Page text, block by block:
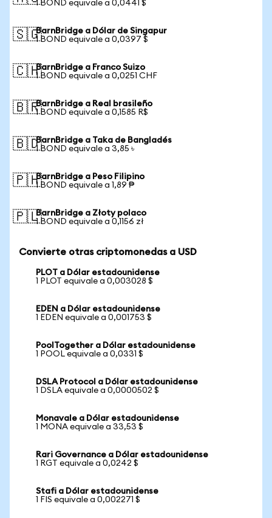
1 BOND equivale a 0,0441 $
🇸🇬BarnBridge a Dólar de Singapur
1 BOND equivale a 0,0397 $
🇨🇭BarnBridge a Franco Suizo
1 BOND equivale a 0,0251 CHF
🇧🇷BarnBridge a Real brasileño
1 BOND equivale a 0,1585 R$
🇧🇩BarnBridge a Taka de Bangladés
1 BOND equivale a 3,85 ৳
🇵🇭BarnBridge a Peso Filipino
1 BOND equivale a 1,89 ₱
🇵🇱BarnBridge a Złoty polaco
1 BOND equivale a 0,1156 zł
Convierte otras criptomonedas a USD
PLOT a Dólar estadounidense
1 PLOT equivale a 0,003028 $
EDEN a Dólar estadounidense
1 EDEN equivale a 0,001753 $
PoolTogether a Dólar estadounidense
1 POOL equivale a 0,0331 $
DSLA Protocol a Dólar estadounidense
1 DSLA equivale a 0,0000502 $
Monavale a Dólar estadounidense
1 MONA equivale a 33,53 $
Rari Governance a Dólar estadounidense
1 RGT equivale a 0,0242 $
Stafi a Dólar estadounidense
1 FIS equivale a 0,002271 $